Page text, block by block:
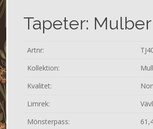
Tapeter:
Artnr:
Kollektion:
Kvalitet:
Limrek:
Mönsterpass: